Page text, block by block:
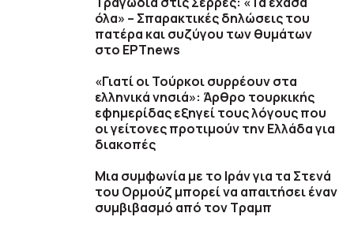
όλα» – Σπαρακτικές δηλώσεις του
πατέρα και συζύγου των θυμάτων
στο ΕΡΤnews
«Γιατί οι Τούρκοι συρρέουν στα
ελληνικά νησιά»: Άρθρο τουρκικής
εφημερίδας εξηγεί τους λόγους που
οι γείτονες προτιμούν την Ελλάδα για
διακοπές
Μια συμφωνία με το Ιράν για τα Στενά
του Ορμούζ μπορεί να απαιτήσει έναν
συμβιβασμό από τον Τραμπ